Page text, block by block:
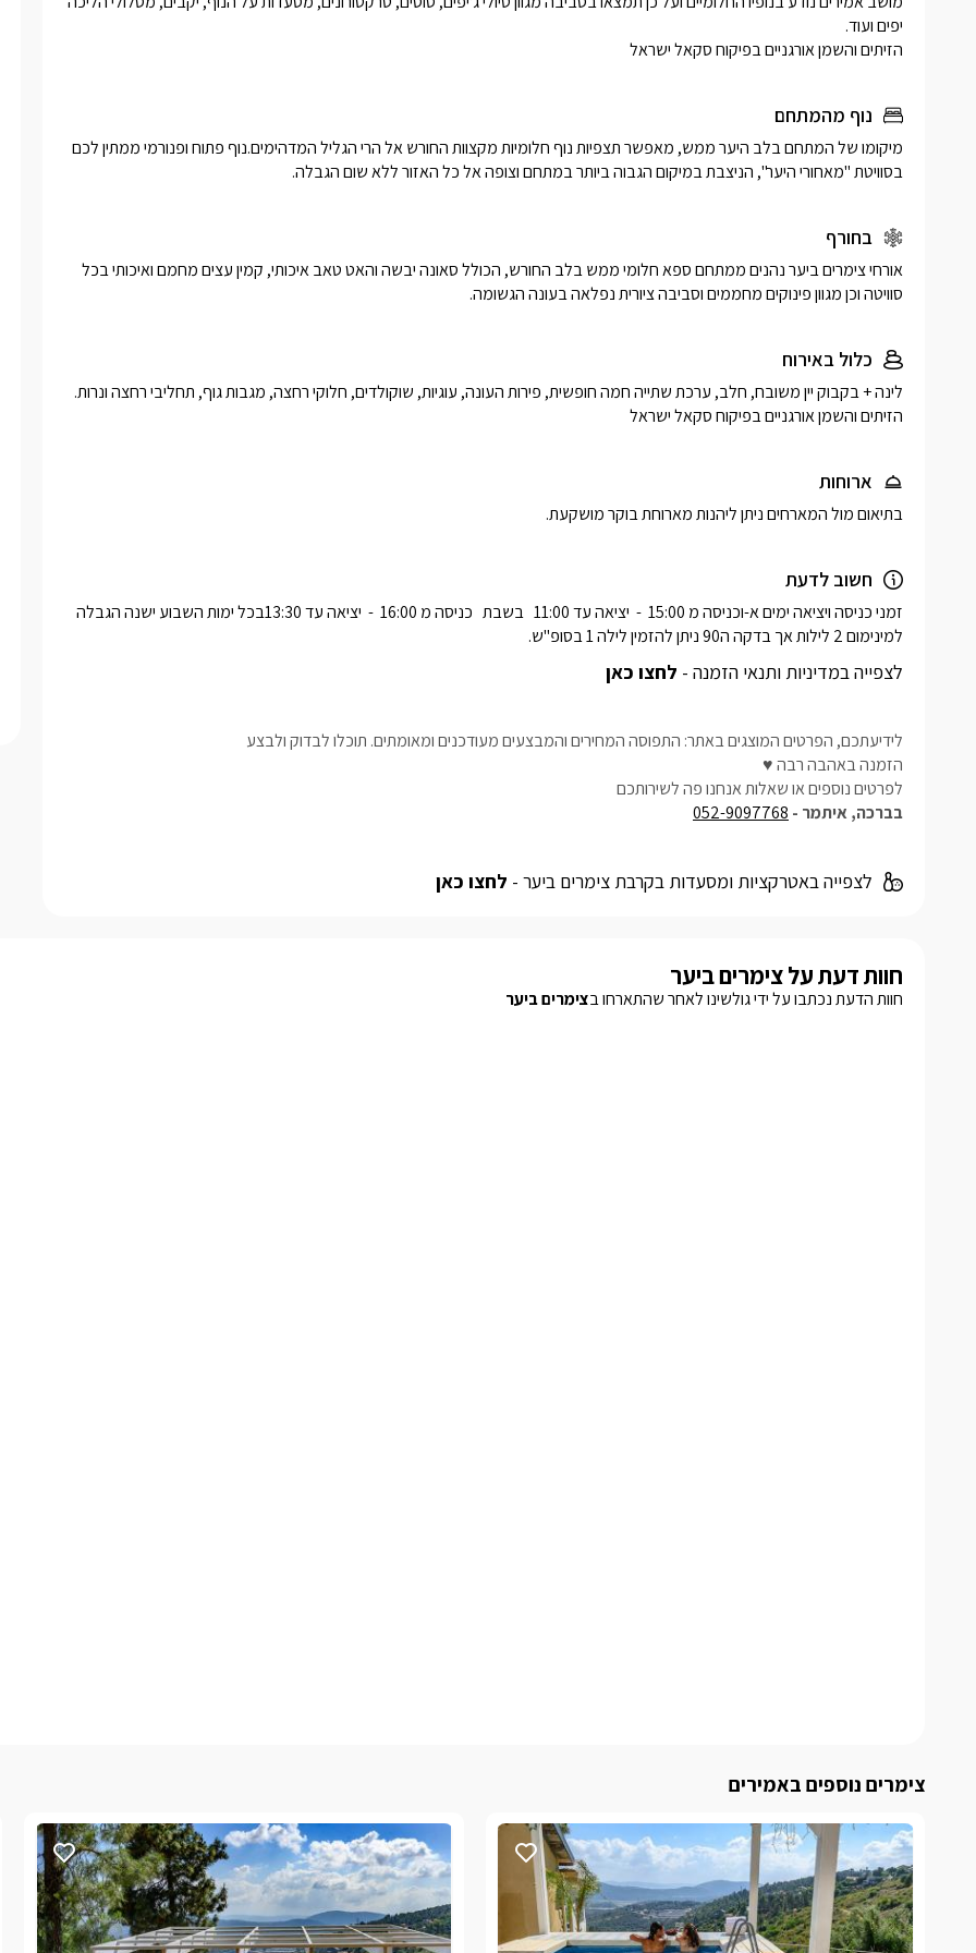
הזיתים והשמן אורגניים בפיקוח סקאל ישראל
נוף מהמתחם
בסוויטת "מאחורי היער", הניצבת במיקום הגבוה ביותר במתחם וצופה אל כל האזור ללא שום הגבלה.
בחורף
סוויטה וכן מגוון פינוקים מחממים וסביבה ציורית נפלאה בעונה הגשומה.
כלול באירוח
הזיתים והשמן אורגניים בפיקוח סקאל ישראל
ארוחות
בתיאום מול המארחים ניתן ליהנות מארוחת בוקר מושקעת.
חשוב לדעת
למינימום 2 לילות אך בדקה ה90 ניתן להזמין לילה 1 בסופ"ש.
לצפייה במדיניות ותנאי הזמנה - לחצו כאן
לידיעתכם, הפרטים המוצגים באתר: התפוסה המחירים והמבצעים מעודכנים ומאומתים. תוכלו לבדוק ולבצע
הזמנה באהבה רבה ♥
לפרטים נוספים או שאלות אנחנו פה לשירותכם
בברכה, איתמר - 052-9097768
לצפייה באטרקציות ומסעדות בקרבת צימרים ביער - לחצו כאן
חוות דעת על צימרים ביער
חוות הדעת נכתבו על ידי גולשינו לאחר שהתארחו בצימרים ביער
צימרים נוספים באמירים